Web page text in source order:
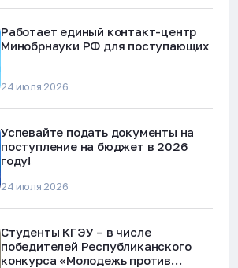
Работает единый контакт-центр
Минобрнауки РФ для поступающих
24 июля 2026
Успевайте подать документы на
поступление на бюджет в 2026
году!
24 июля 2026
Студенты КГЭУ – в числе
победителей Республиканского
конкурса «Молодежь против